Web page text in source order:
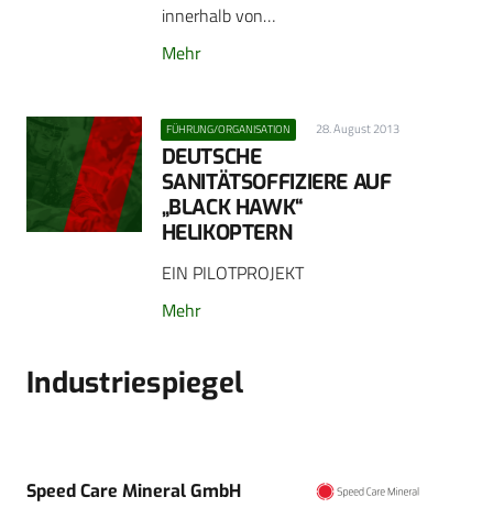
innerhalb von…
Mehr
FÜHRUNG/ORGANISATION 28. August 2013
DEUTSCHE
SANITÄTSOFFIZIERE AUF
„BLACK HAWK“
HELIKOPTERN
EIN PILOTPROJEKT
Mehr
Industriespiegel
Speed Care Mineral GmbH